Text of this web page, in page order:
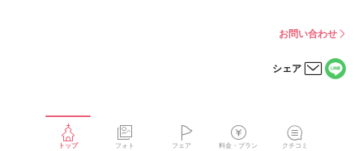
お問い合わせ
シェア
る
トップ フォト フェア 料金・プラン クチコミ